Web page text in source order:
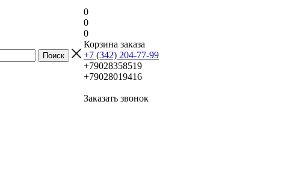
0
0
0
Корзина заказа
+7 (342) 204-77-99
+79028358519
+79028019416
Заказать звонок